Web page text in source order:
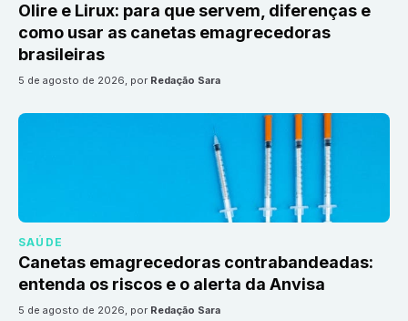
Olire e Lirux: para que servem, diferenças e
como usar as canetas emagrecedoras
brasileiras
5 de agosto de 2026, por Redação Sara
SAÚDE
Canetas emagrecedoras contrabandeadas:
entenda os riscos e o alerta da Anvisa
5 de agosto de 2026, por Redação Sara